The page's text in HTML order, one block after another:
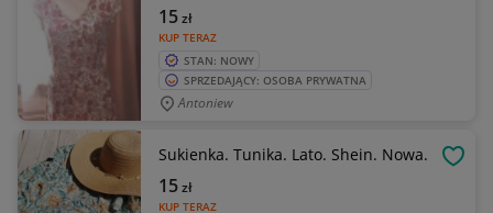
KUP TERAZ
15zł
STAN: NOWY
SPRZEDAJĄCY: OSOBA PRYWATNA
Antoniew
Sukienka. Tunika. Lato. Shein. Nowa.
KUP TERAZ
15zł